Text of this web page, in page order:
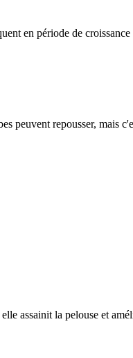
en période de
peuvent repousser, mais
assainit la pelouse et